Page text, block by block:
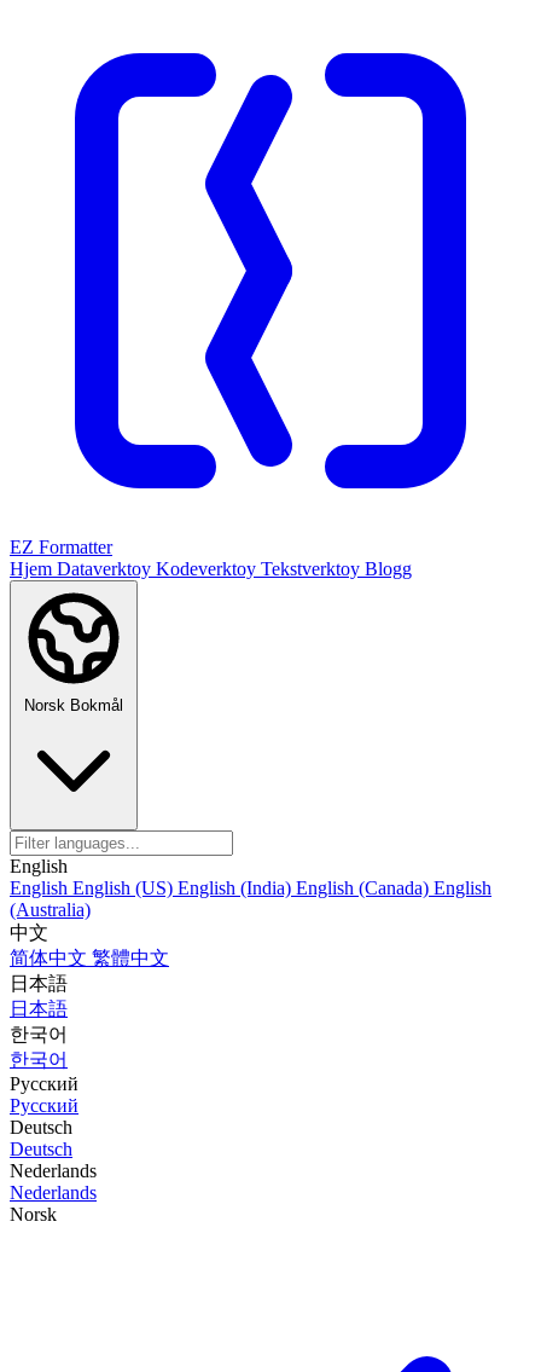
EZ Formatter
Hjem Dataverktoy Kodeverktoy Tekstverktoy Blogg
Norsk Bokmål
English
English English (US) English (India) English (Canada) English
(Australia)
中文
简体中文 繁體中文
日本語
日本語
한국어
한국어
Русский
Русский
Deutsch
Deutsch
Nederlands
Nederlands
Norsk